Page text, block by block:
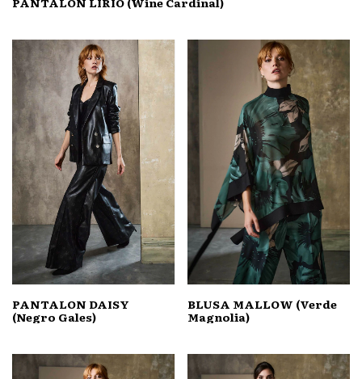
PANTALON DAISY
(Negro Gales)
BLUSA MALLOW (Verde
Magnolia)